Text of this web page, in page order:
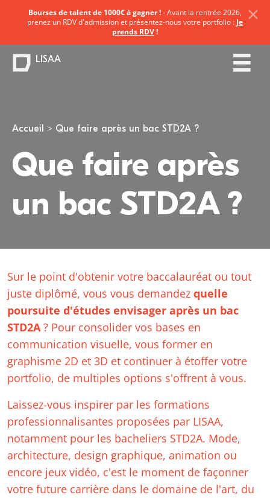
Vous êtes ici
Accueil Que faire après un bac STD2A ?
Que faire après
un bac STD2A ?
Sur le point d'obtenir votre baccalauréat ou tout
juste diplômé, vous vous demandez quelle
poursuite d'études envisager après un bac
STD2A? Pour consolider vos bases en
communication visuelle, vous former en
graphisme 2D et 3D et continuer à étoffer votre
portfolio, de multiples options s'offrent à vous.
Laissez-vous inspirer par les formations
professionnalisantes proposées par LISAA,
notamment pour les bacheliers STD2A. Mode,
architecture, design graphique, animation ou
encore jeux vidéo, c'est le moment de façonner
votre future carrière dans le domaine de l'art, du
Bourses de talent de 1000€ à gagner !- Avant la rentrée 2026,
prenez un RDV d'admission et présentez-nous votre portfolio : Je
prends RDV!
LISAA